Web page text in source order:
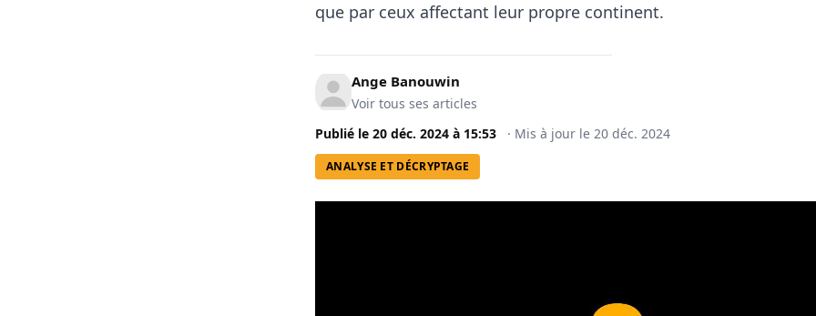
que par ceux affectant leur propre continent.
Ange Banouwin
Voir tous ses articles
Publié le 20 déc. 2024 à 15:53 · Mis à jour le 20 déc. 2024
ANALYSE ET DÉCRYPTAGE